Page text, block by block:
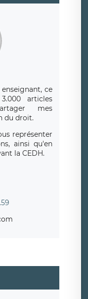
ce
articles
mes
du droit.
représenter
ainsi qu'en
la CEDH.